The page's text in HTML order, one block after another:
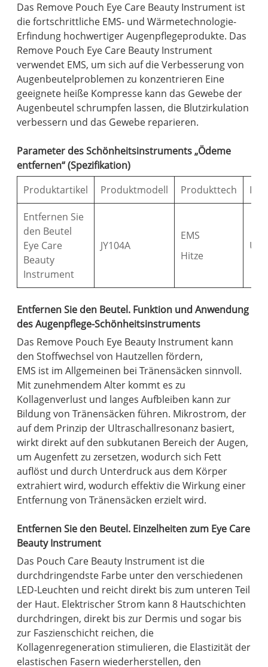
Das Remove Pouch Eye Care Beauty Instrument ist
die fortschrittliche EMS- und Wärmetechnologie-
Erfindung hochwertiger Augenpflegeprodukte. Das
Remove Pouch Eye Care Beauty Instrument
verwendet EMS, um sich auf die Verbesserung von
Augenbeutelproblemen zu konzentrieren Eine
geeignete heiße Kompresse kann das Gewebe der
Augenbeutel schrumpfen lassen, die Blutzirkulation
verbessern und das Gewebe reparieren.
Parameter des Schönheitsinstruments „Ödeme
entfernen“ (Spezifikation)
Produktartikel
Produktmodell Produkttech
Entfernen Sie
den Beutel
Eye Care
Beauty
Instrument
JY104A
EMS
Hitze
Entfernen Sie den Beutel. Funktion und Anwendung
des Augenpflege-Schönheitsinstruments
Das Remove Pouch Eye Beauty Instrument kann
den Stoffwechsel von Hautzellen fördern,
EMS ist im Allgemeinen bei Tränensäcken sinnvoll.
Mit zunehmendem Alter kommt es zu
Kollagenverlust und langes Aufbleiben kann zur
Bildung von Tränensäcken führen. Mikrostrom, der
auf dem Prinzip der Ultraschallresonanz basiert,
wirkt direkt auf den subkutanen Bereich der Augen,
um Augenfett zu zersetzen, wodurch sich Fett
auflöst und durch Unterdruck aus dem Körper
extrahiert wird, wodurch effektiv die Wirkung einer
Entfernung von Tränensäcken erzielt wird.
Entfernen Sie den Beutel. Einzelheiten zum Eye Care
Beauty Instrument
Das Pouch Care Beauty Instrument ist die
durchdringendste Farbe unter den verschiedenen
LED-Leuchten und reicht direkt bis zum unteren Teil
der Haut. Elektrischer Strom kann 8 Hautschichten
durchdringen, direkt bis zur Dermis und sogar bis
zur Faszienschicht reichen, die
Kollagenregeneration stimulieren, die Elastizität der
elastischen Fasern wiederherstellen, den